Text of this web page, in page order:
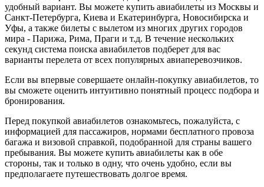
удобный вариант. Вы можете купить авиабилеты из Москвы и
Санкт-Петербурга, Киева и Екатеринбурга, Новосибирска и
Уфы, а также билеты с вылетом из многих других городов
мира - Парижа, Рима, Праги и т.д. В течение нескольких
секунд система поиска авиабилетов подберет для вас
варианты перелета от всех популярных авиаперевозчиков.
Если вы впервые совершаете онлайн-покупку авиабилетов, то
вы сможете оценить интуитивно понятный процесс подбора и
бронирования.
Перед покупкой авиабилетов ознакомьтесь, пожалуйста, с
информацией для пассажиров, нормами бесплатного провоза
багажа и визовой справкой, подобранной для страны вашего
пребывания. Вы можете купить авиабилеты как в обе
стороны, так и только в одну, что очень удобно, если вы
предполагаете путешествовать долгое время.